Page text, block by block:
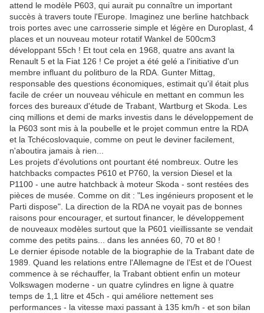
attend le modèle P603, qui aurait pu connaître un important
succès à travers toute l'Europe. Imaginez une berline hatchback
trois portes avec une carrosserie simple et légère en Duroplast, 4
places et un nouveau moteur rotatif Wankel de 500cm3
développant 55ch ! Et tout cela en 1968, quatre ans avant la
Renault 5 et la Fiat 126 ! Ce projet a été gelé a l'initiative d'un
membre influant du politburo de la RDA. Gunter Mittag,
responsable des questions économiques, estimait qu'il était plus
facile de créer un nouveau véhicule en mettant en commun les
forces des bureaux d'étude de Trabant, Wartburg et Skoda. Les
cinq millions et demi de marks investis dans le développement de
la P603 sont mis à la poubelle et le projet commun entre la RDA
et la Tchécoslovaquie, comme on peut le deviner facilement,
n'aboutira jamais à rien...
Les projets d'évolutions ont pourtant été nombreux. Outre les
hatchbacks compactes P610 et P760, la version Diesel et la
P1100 - une autre hatchback à moteur Skoda - sont restées des
pièces de musée. Comme on dit : "Les ingénieurs proposent et le
Parti dispose". La direction de la RDA ne voyait pas de bonnes
raisons pour encourager, et surtout financer, le développement
de nouveaux modèles surtout que la P601 vieillissante se vendait
comme des petits pains... dans les années 60, 70 et 80 !
Le dernier épisode notable de la biographie de la Trabant date de
1989. Quand les relations entre l'Allemagne de l'Est et de l'Ouest
commence à se réchauffer, la Trabant obtient enfin un moteur
Volkswagen moderne - un quatre cylindres en ligne à quatre
temps de 1,1 litre et 45ch - qui améliore nettement ses
performances - la vitesse maxi passant à 135 km/h - et son bilan